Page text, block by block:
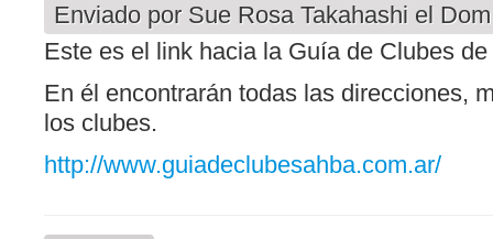
Enviado por Sue Rosa Takahashi el
Este es el link hacia la Guía de Clubes
En él encontrarán todas las direcciones,
los clubes.
http://www.guiadeclubesahba.com.ar/